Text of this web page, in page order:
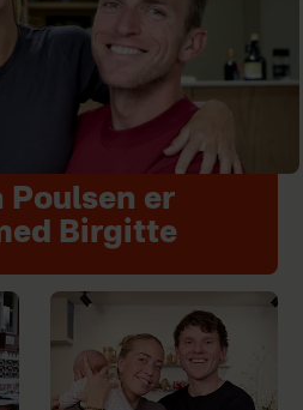
Poulsen er
Birgitte